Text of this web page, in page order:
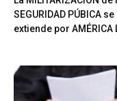
SEGURIDAD PÚBICA se
extiende por AMÉRICA